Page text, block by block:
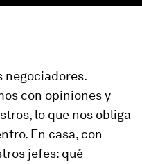
negociadores.
con opiniones y
lo que nos obliga
En casa, con
jefes: qué